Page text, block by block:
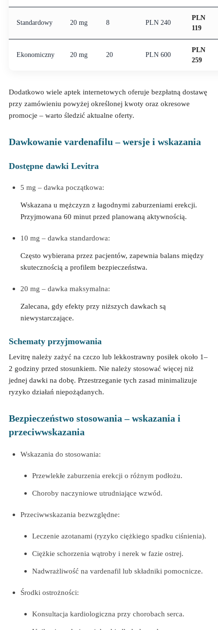
Standardowy 20 mg 8 PLN 240
PLN
119
Ekonomiczny 20 mg 20 PLN 600
PLN
259
Dodatkowo wiele aptek internetowych oferuje bezpłatną dostawę
przy zamówieniu powyżej określonej kwoty oraz okresowe
promocje – warto śledzić aktualne oferty.
Dawkowanie vardenafilu – wersje i wskazania
Dostępne dawki Levitra
5 mg – dawka początkowa:
Wskazana u mężczyzn z łagodnymi zaburzeniami erekcji.
Przyjmowana 60 minut przed planowaną aktywnością.
10 mg – dawka standardowa:
Często wybierana przez pacjentów, zapewnia balans między
skutecznością a profilem bezpieczeństwa.
20 mg – dawka maksymalna:
Zalecana, gdy efekty przy niższych dawkach są
niewystarczające.
Schematy przyjmowania
Levitrę należy zażyć na czczo lub lekkostrawny posiłek około 1–
2 godziny przed stosunkiem. Nie należy stosować więcej niż
jednej dawki na dobę. Przestrzeganie tych zasad minimalizuje
ryzyko działań niepożądanych.
Bezpieczeństwo stosowania – wskazania i
przeciwwskazania
Wskazania do stosowania:
Przewlekłe zaburzenia erekcji o różnym podłożu.
Choroby naczyniowe utrudniające wzwód.
Przeciwwskazania bezwzględne:
Leczenie azotanami (ryzyko ciężkiego spadku ciśnienia).
Ciężkie schorzenia wątroby i nerek w fazie ostrej.
Nadwrażliwość na vardenafil lub składniki pomocnicze.
Środki ostrożności:
Konsultacja kardiologiczna przy chorobach serca.